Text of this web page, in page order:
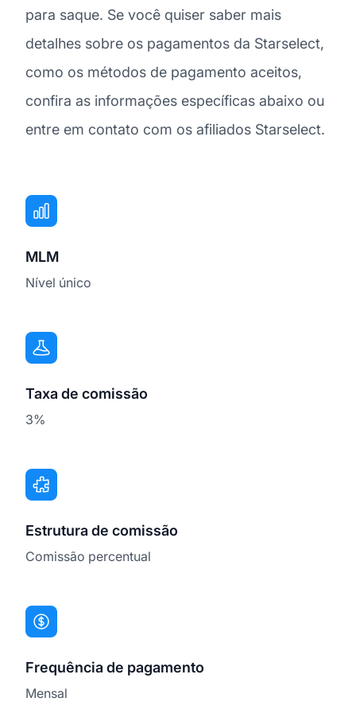
para saque. Se você quiser saber mais
detalhes sobre os pagamentos da Starselect,
como os métodos de pagamento aceitos,
confira as informações específicas abaixo ou
entre em contato com os afiliados Starselect.
MLM
Nível único
Taxa de comissão
3%
Estrutura de comissão
Comissão percentual
Frequência de pagamento
Mensal